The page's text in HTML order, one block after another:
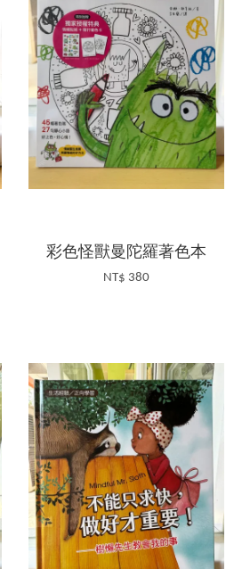
彩色怪獸曼陀羅著色本
NT$ 380